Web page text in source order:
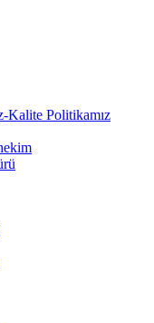
Kalite Politikamız